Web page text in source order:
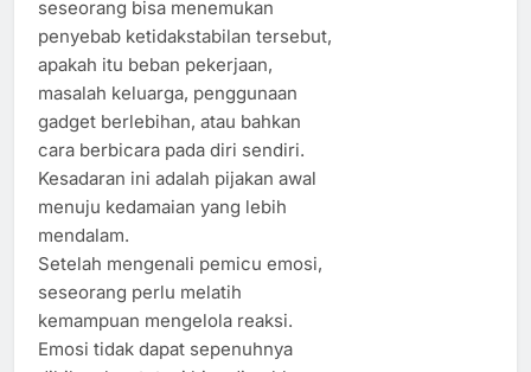
seseorang bisa menemukan
penyebab ketidakstabilan tersebut,
apakah itu beban pekerjaan,
masalah keluarga, penggunaan
gadget berlebihan, atau bahkan
cara berbicara pada diri sendiri.
Kesadaran ini adalah pijakan awal
menuju kedamaian yang lebih
mendalam.
Setelah mengenali pemicu emosi,
seseorang perlu melatih
kemampuan mengelola reaksi.
Emosi tidak dapat sepenuhnya